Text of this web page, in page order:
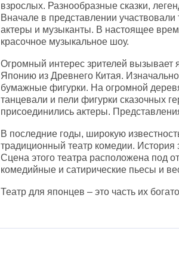
взрослых. Разнообразные сказки,
Вначале в представлении
актеры и музыканты. В настоящее
красочное музыкальное шоу.
Огромный интерес зрителей вызывает
Японию из Древнего Китая.
бумажные фигурки. На огромной
танцевали и пели фигурки сказочных
присоединились актеры.
В последние годы, широкую
традиционный театр комедии. История
Сцена этого театра расположена под
комедийные и сатирические пьесы и
Театр для японцев – это часть их